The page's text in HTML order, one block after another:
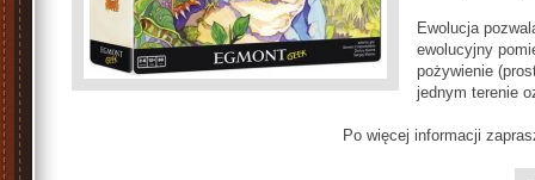
Ewolucja
ewolucyjny
pożywienie
jednym terenie
Po więcej informacji